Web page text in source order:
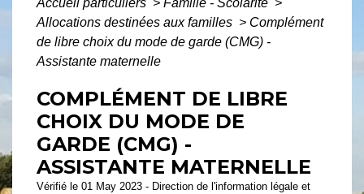
Accueil particuliers > Famille - Scolarité >
Allocations destinées aux familles > Complément
de libre choix du mode de garde (CMG) -
Assistante maternelle
COMPLÉMENT DE LIBRE
CHOIX DU MODE DE
GARDE (CMG) -
ASSISTANTE MATERNELLE
Vérifié le 01 May 2023 - Direction de l'information légale et